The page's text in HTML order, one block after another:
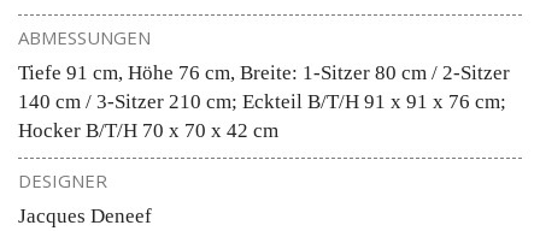
ABMESSUNGEN
Tiefe 91 cm, Höhe 76 cm, Breite: 1-Sitzer 80 cm / 2-Sitzer
140 cm / 3-Sitzer 210 cm; Eckteil B/T/H 91 x 91 x 76 cm;
Hocker B/T/H 70 x 70 x 42 cm
DESIGNER
Jacques Deneef